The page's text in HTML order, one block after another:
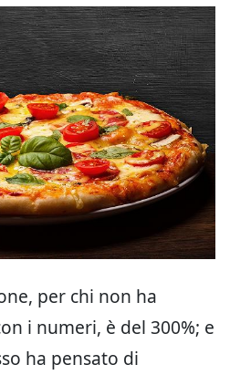
per chi non ha
i numeri, è del 300%; e
ha pensato di